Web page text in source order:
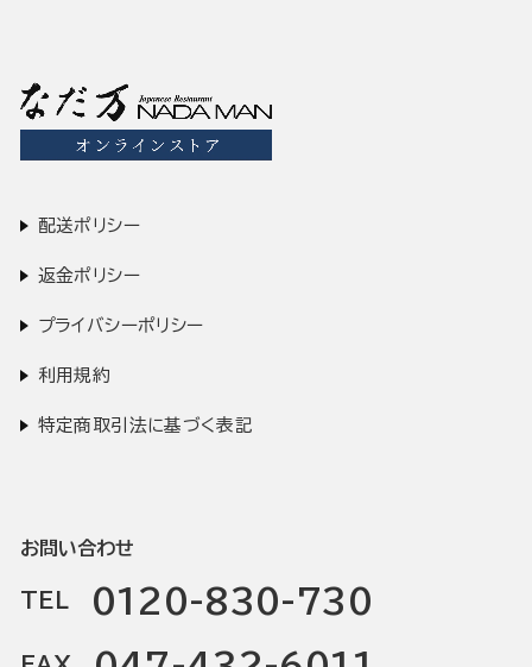
配送ポリシー
返金ポリシー
プライバシーポリシー
利用規約
特定商取引法に基づく表記
お問い合わせ
TEL 0120-830-730